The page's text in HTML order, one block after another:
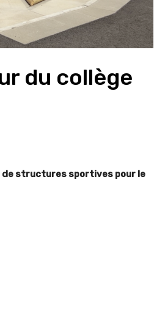
du collège
de structures sportives pour le